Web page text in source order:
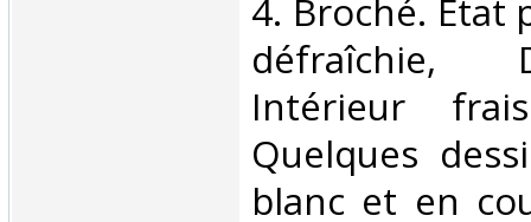
4. Broché. Etat
défraîchie,
Intérieur
Quelques
blanc et en